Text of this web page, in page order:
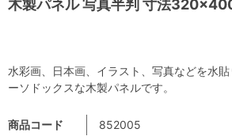
木製パネル 写真半判 寸法
商品コード 852005
水彩画、日本画、イラスト、写真などを水
ーソドックスな木製パネルです。